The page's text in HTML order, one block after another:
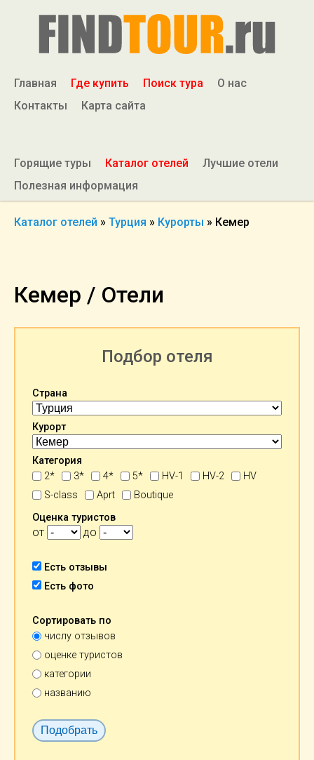
Главная Где купить Поиск тура
О нас
Контакты
Карта сайта
Горящие туры Каталог отелей
Лучшие отели
Полезная информация
Каталог отелей » Турция » Курорты » Кемер
Кемер / Отели
Подбор отеля
Страна
Курорт
Категория
2*
3* 4* 5* HV-1 HV-2
HV
S-class
Aprt
Boutique
Оценка туристов
от до
Есть отзывы
Есть фото
Сортировать по
числу отзывов
оценке туристов
категории
названию